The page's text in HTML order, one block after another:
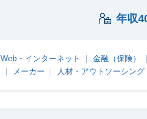
年収
Web・インターネット 金融（保険）
メーカー
人材・アウトソーシング